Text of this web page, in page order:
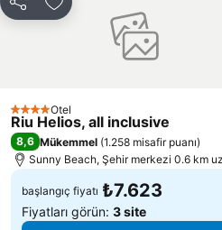
Lazur
Prikazkite Lunaparkı
Paylaş Favorilerime ekle
4 YıldızOtel
Riu Helios, all inclusive
8,6 Mükemmel (1.258 misafir puanı)
Sunny Beach, Şehir merkezi 0.6 km
başlangıç fiyatı ₺7.623
Fiyatları görün: 3 site